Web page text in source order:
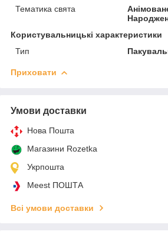
Тематика свята
Користувальницькі характеристики
Тип
Приховати
Умови доставки
Нова Пошта
Магазини Rozetka
Укрпошта
Meest ПОШТА
Всі умови доставки